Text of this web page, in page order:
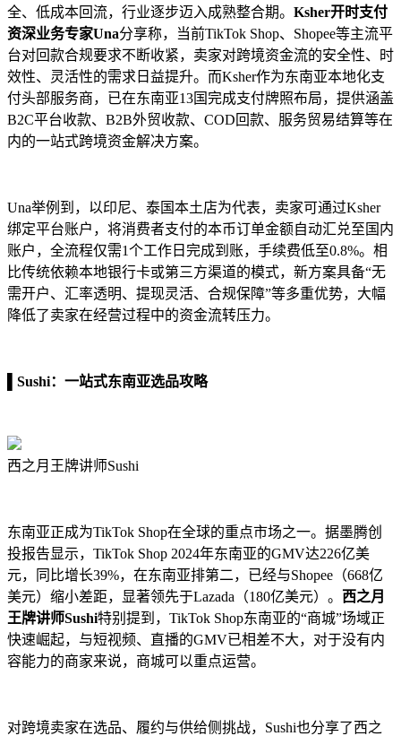
全、低成本回流，行业逐步迈入成熟整合期。 Ksher开时支付
资深业务专家Una分享称，当前TikTok Shop、Shopee等主流平
台对回款合规要求不断收紧，卖家对跨境资金流的安全性、时
效性、灵活性的需求日益提升。而Ksher作为东南亚本地化支
付头部服务商，已在东南亚13国完成支付牌照布局，提供涵盖
B2C平台收款、B2B外贸收款、COD回款、服务贸易结算等在
内的一站式跨境资金解决方案。
Una举例到，以印尼、泰国本土店为代表，卖家可通过Ksher
绑定平台账户，将消费者支付的本币订单金额自动汇兑至国内
账户，全流程仅需1个工作日完成到账，手续费低至0.8%。相
比传统依赖本地银行卡或第三方渠道的模式，新方案具备“无
需开户、汇率透明、提现灵活、合规保障”等多重优势，大幅
降低了卖家在经营过程中的资金流转压力。
Sushi：一站式东南亚选品攻略
西之月王牌讲师Sushi
东南亚正成为TikTok Shop在全球的重点市场之一。据墨腾创
投报告显示，TikTok Shop 2024年东南亚的GMV达226亿美
元，同比增长39%，在东南亚排第二，已经与Shopee（668亿
美元）缩小差距，显著领先于Lazada（180亿美元）。 西之月
王牌讲师Sushi特别提到，TikTok Shop东南亚的“商城”场域正
快速崛起，与短视频、直播的GMV已相差不大，对于没有内
容能力的商家来说，商城可以重点运营。
对跨境卖家在选品、履约与供给侧挑战，Sushi也分享了西之